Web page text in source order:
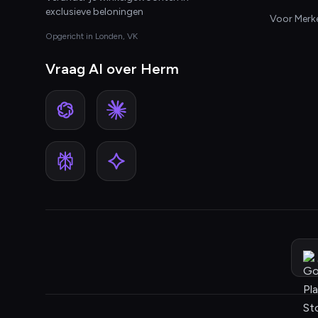
exclusieve beloningen
Opgericht in Londen, VK
Vraag AI over Herm
Voor